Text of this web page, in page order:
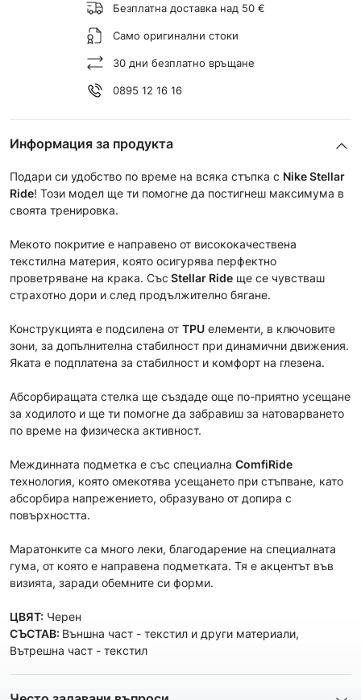
Безплатна доставка над 50 €
Само оригинални стоки
30 дни безплатно връщане
0895 12 16 16
Информация за продукта
Подари си удобство по време на всяка стъпка с Nike Stellar
Ride! Този модел ще ти помогне да постигнеш максимума в
своята тренировка.
Мекoто покритие е направено от висококачествена
текстилна материя, която осигурява перфектно
проветряване на крака. Със Stellar Ride ще се чувстваш
страхотно дори и след продължително бягане.
Конструкцията е подсилена от TPU елементи, в ключовите
зони, за допълнителна стабилност при динамични движения.
Яката е подплатена за стабилност и комфорт на глезена.
Абсорбиращата стелка ще създаде още по-приятно усещане
за ходилото и ще ти помогне да забравиш за натоварването
по време на физическа активност.
Междинната подметка е със специална ComfiRide
технология, която омекотява усещането при стъпване, като
абсорбира напрежението, образувано от допира с
повърхността.
Маратонките са много леки, благодарение на специалната
гума, от която е направена подметката. Тя е акцентът във
визията, заради обемните си форми.
ЦВЯТ: Черен
СЪСТАВ: Външна част - текстил и други материали,
Вътрешна част - текстил